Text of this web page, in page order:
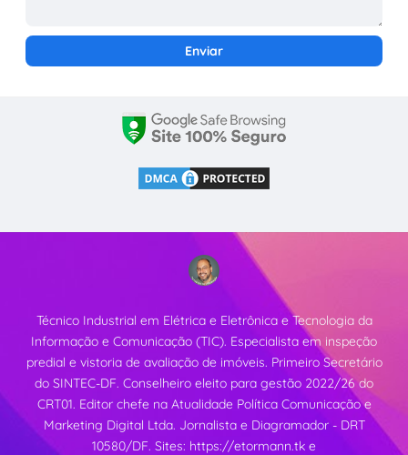
Técnico Industrial em Elétrica e Eletrônica e Tecnologia da
Informação e Comunicação (TIC). Especialista em inspeção
predial e vistoria de avaliação de imóveis. Primeiro Secretário
do SINTEC-DF. Conselheiro eleito para gestão 2022/26 do
CRT01. Editor chefe na Atualidade Política Comunicação e
Marketing Digital Ltda. Jornalista e Diagramador - DRT
10580/DF. Sites: https://etormann.tk e